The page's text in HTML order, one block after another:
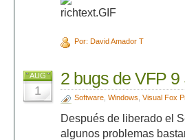
Por: David Amador T
AUG
1
2 bugs de VFP 9
Software, Windows Visual Fox
Después de liberado el
algunos problemas